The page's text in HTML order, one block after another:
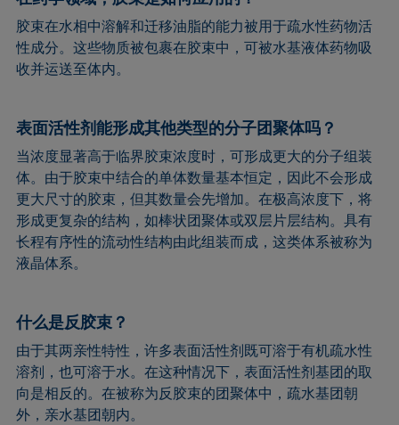
胶束在水相中溶解和迁移油脂的能力被用于疏水性药物活
性成分。这些物质被包裹在胶束中，可被水基液体药物吸
收并运送至体内。
表面活性剂能形成其他类型的分子团聚体吗？
当浓度显著高于临界胶束浓度时，可形成更大的分子组装
体。由于胶束中结合的单体数量基本恒定，因此不会形成
更大尺寸的胶束，但其数量会先增加。在极高浓度下，将
形成更复杂的结构，如棒状团聚体或双层片层结构。具有
长程有序性的流动性结构由此组装而成，这类体系被称为
液晶体系。
什么是反胶束？
由于其两亲性特性，许多表面活性剂既可溶于有机疏水性
溶剂，也可溶于水。在这种情况下，表面活性剂基团的取
向是相反的。在被称为反胶束的团聚体中，疏水基团朝
外，亲水基团朝内。